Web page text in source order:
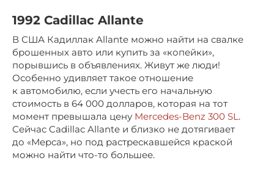
1992 Cadillac Allante
В США Кадиллак Allante можно найти на свалке
брошенных авто или купить за «копейки»,
порывшись в объявлениях. Живут же люди!
Особенно удивляет такое отношение
к автомобилю, если учесть его начальную
стоимость в 64 000 долларов, которая на тот
момент превышала цену Mercedes-Benz 300 SL .
Сейчас Cadillac Allante и близко не дотягивает
до «Мерса», но под растрескавшейся краской
можно найти что-то большее.